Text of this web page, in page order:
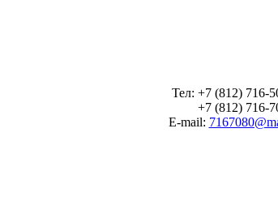
Тел: +7 (812) 716-
+7 (812) 716-
E-mail: